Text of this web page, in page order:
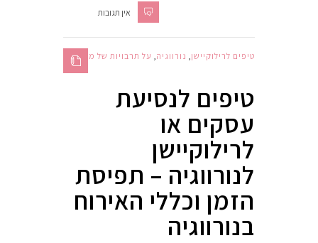
אין תגובות
טיפים לרילוקיישן נורווגיה על תרבויות של מדינות
טיפים לנסיעת
עסקים או
לרילוקיישן
לנורווגיה – תפיסת
הזמן וכללי האירוח
בנורווגיה